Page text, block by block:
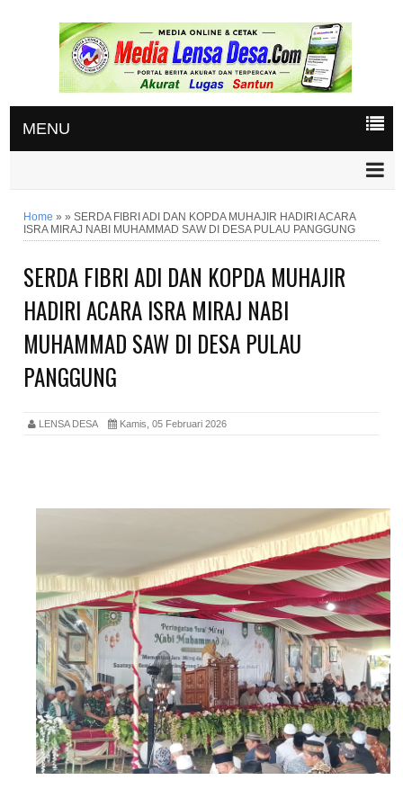
MENU
Home »»SERDA FIBRI ADI DAN KOPDA MUHAJIR HADIRI ACARA
ISRA MIRAJ NABI MUHAMMAD SAW DI DESA PULAU PANGGUNG
SERDA FIBRI ADI DAN KOPDA MUHAJIR
HADIRI ACARA ISRA MIRAJ NABI
MUHAMMAD SAW DI DESA PULAU
PANGGUNG
LENSA DESA Kamis, 05 Februari 2026